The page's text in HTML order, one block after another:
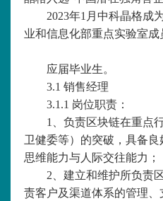
2023年1月中科晶格成
业和信息化部重点实验室成
应届毕业生。
3.1 销售经理
3.1.1 岗位职责：
1、负责区块链在重点
卫健委等）的突破，具备
思维能力与人际交往能力；
2、建立和维护所负责
责客户及渠道体系的管理、